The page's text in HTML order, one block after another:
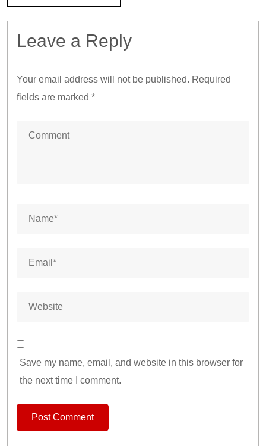
Leave a Reply
Your email address will not be published. Required
fields are marked *
Save my name, email, and website in this browser for
the next time I comment.